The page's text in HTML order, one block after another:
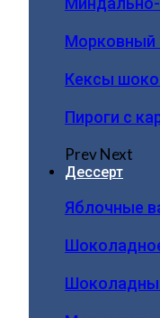
Морковный
Кексы
Пироги c
PrevNext
Дессерт
Яблочные